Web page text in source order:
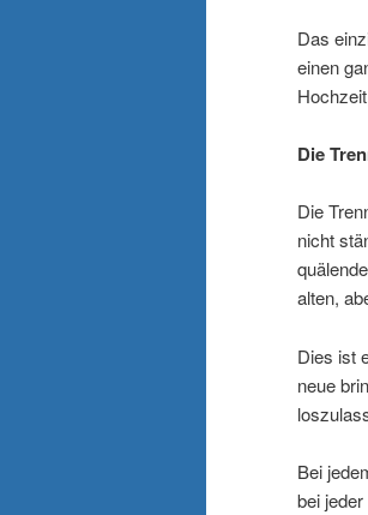
Das
einen
Die
Die
nicht
alten,
Dies ist
neue
Bei
bei